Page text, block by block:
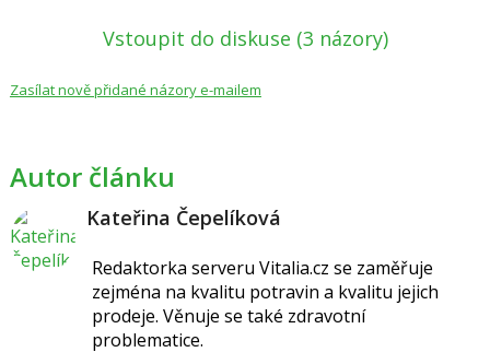
Vstoupit do diskuse (3 názory)
Zasílat nově přidané názory e-mailem
Autor článku
Kateřina Čepelíková
Redaktorka serveru Vitalia.cz se zaměřuje
zejména na kvalitu potravin a kvalitu jejich
prodeje. Věnuje se také zdravotní
problematice.